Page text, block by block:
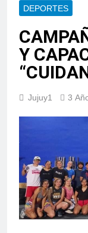
DEPORTES
Y
Jujuy1 3